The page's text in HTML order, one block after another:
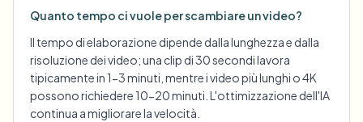
Quanto tempo ci vuole per scambiare un video?
Il tempo di elaborazione dipende dalla lunghezza e dalla
risoluzione dei video; una clip di 30 secondi lavora
tipicamente in 1-3 minuti, mentre i video più lunghi o 4K
possono richiedere 10-20 minuti. L'ottimizzazione dell'IA
continua a migliorare la velocità.